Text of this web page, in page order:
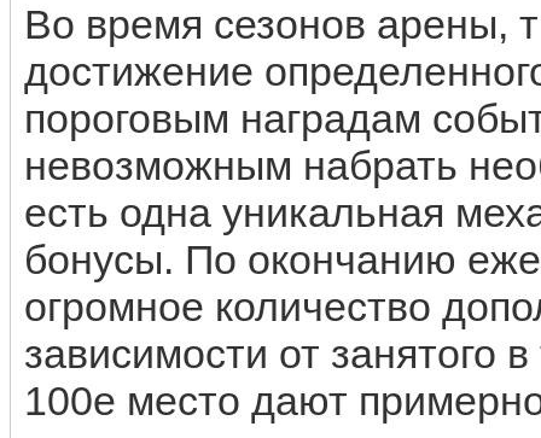
Во время сезонов арены,
достижение
пороговым наградам
невозможным набрать
есть одна уникальная
бонусы. По окончанию
огромное количество
зависимости от занятого
100е место дают